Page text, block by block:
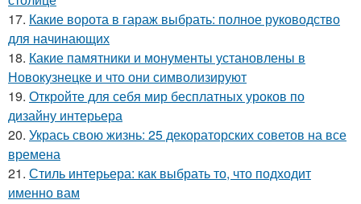
17. Какие ворота в гараж выбрать: полное руководство
для начинающих
18. Какие памятники и монументы установлены в
Новокузнецке и что они символизируют
19. Откройте для себя мир бесплатных уроков по
дизайну интерьера
20. Укрась свою жизнь: 25 декораторских советов на все
времена
21. Стиль интерьера: как выбрать то, что подходит
именно вам